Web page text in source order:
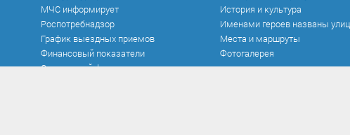
МЧС информирует
Роспотребнадзор
График выездных приемов
Финансовый показатели
Социальный фонд
История и культура
Именами героев названы
Места и маршруты
Фотогалерея